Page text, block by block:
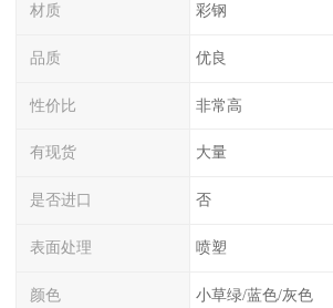
材质 彩钢
品质 优良
性价比 非常高
有现货 大量
是否进口 否
表面处理 喷塑
颜色 小草绿/蓝色/灰色